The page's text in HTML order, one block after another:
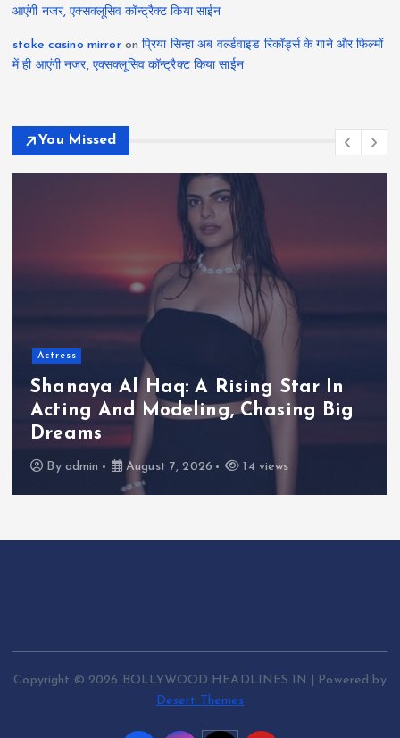
आएंगी नजर, एक्सक्लूसिव कॉन्ट्रैक्ट किया साईन
stake casino mirroronप्रिया सिन्हा अब वर्ल्डवाइड रिकॉर्ड्स के गाने और फिल्मों
में ही आएंगी नजर, एक्सक्लूसिव कॉन्ट्रैक्ट किया साईन
You Missed
Star In
Big
views
Art Exhibition
Show Of Paintings By
Krishnamoorthy In
Byadmin August 7, 2026
Copyright © 2026 BOLLYWOOD HEADLINES.IN | Powered by
Desert Themes